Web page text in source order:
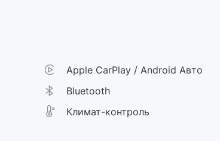
Apple CarPlay / Android Авто
Bluetooth
Климат-контроль